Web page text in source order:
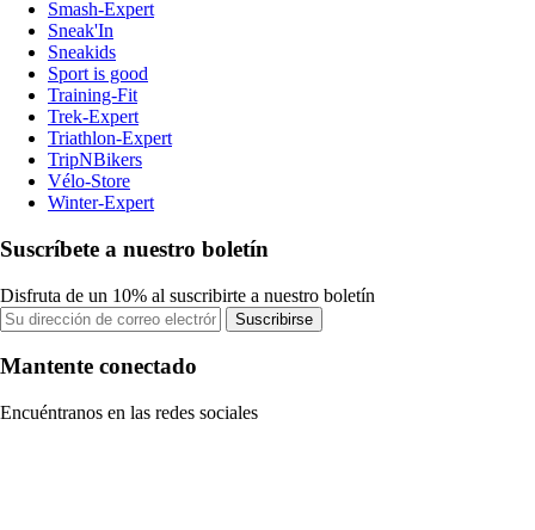
Smash-Expert
Sneak'In
Sneakids
Sport is good
Training-Fit
Trek-Expert
Triathlon-Expert
TripNBikers
Vélo-Store
Winter-Expert
Suscríbete a nuestro boletín
Disfruta de un 10% al suscribirte a nuestro boletín
Suscribirse
Mantente conectado
Encuéntranos en las redes sociales